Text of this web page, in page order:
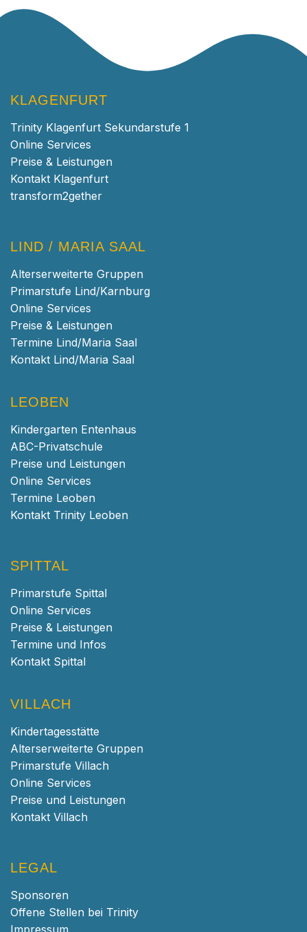
KLAGENFURT
Trinity Klagenfurt Sekundarstufe 1
Online Services
Preise & Leistungen
Kontakt Klagenfurt
transform2gether
LIND / MARIA SAAL
Alterserweiterte Gruppen
Primarstufe Lind/Karnburg
Online Services
Preise & Leistungen
Termine Lind/Maria Saal
Kontakt Lind/Maria Saal
LEOBEN
Kindergarten Entenhaus
ABC-Privatschule
Preise und Leistungen
Online Services
Termine Leoben
Kontakt Trinity Leoben
SPITTAL
Primarstufe Spittal
Online Services
Preise & Leistungen
Termine und Infos
Kontakt Spittal
VILLACH
Kindertagesstätte
Alterserweiterte Gruppen
Primarstufe Villach
Online Services
Preise und Leistungen
Kontakt Villach
LEGAL
Sponsoren
Offene Stellen bei Trinity